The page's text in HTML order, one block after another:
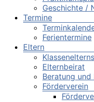
Geschichte /
Termine
Ferientermine
Eltern
Elternbeirat
Beratung und
Förderverein